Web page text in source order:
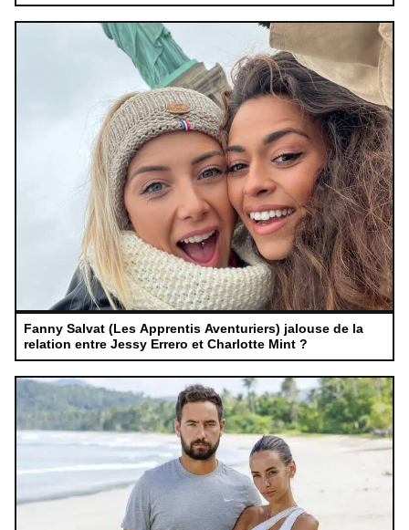
Fanny Salvat (Les Apprentis Aventuriers) jalouse de la
relation entre Jessy Errero et Charlotte Mint ?